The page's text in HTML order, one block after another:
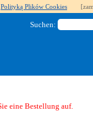
Polityką Plików Cookies
Suchen:
eine Bestellung auf.